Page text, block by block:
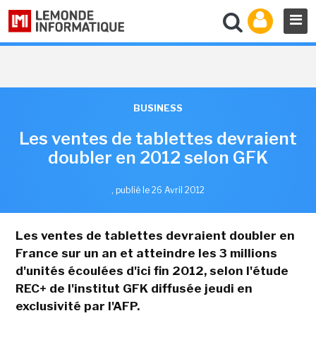
BUSINESS
Les ventes de tablettes devraient
doubler en 2012 selon GFK
, publié le 26 Avril 2012
Les ventes de tablettes devraient doubler en
France sur un an et atteindre les 3 millions
d'unités écoulées d'ici fin 2012, selon l'étude
REC+ de l'institut GFK diffusée jeudi en
exclusivité par l'AFP.